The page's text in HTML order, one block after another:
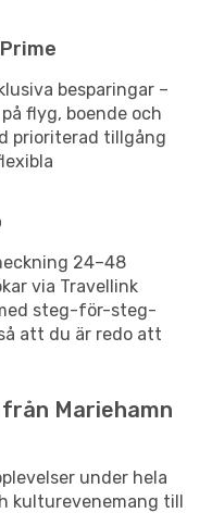
besparingar –
flyg, boende och
prioriterad tillgång
24–48
via Travellink
steg-för-steg-
att du är redo att
Mariehamn
under hela
kulturevenemang till